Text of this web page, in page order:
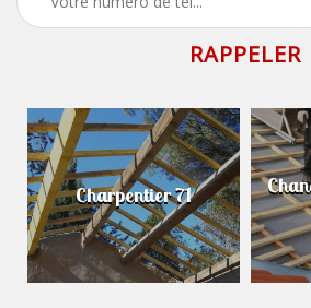
Charpentier 71